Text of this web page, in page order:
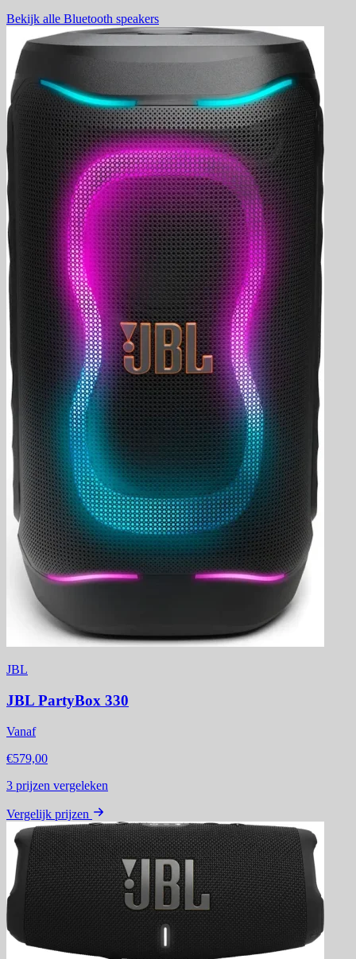
Bekijk alle Bluetooth speakers
JBL
JBL PartyBox 330
Vanaf
€579,00
3 prijzen vergeleken
Vergelijk prijzen